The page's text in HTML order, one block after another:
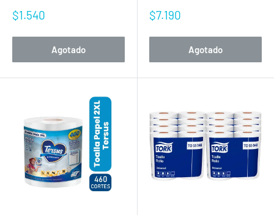
Precio
venta
$1.540
Agotado
Precio
venta
$7.190
Agotado